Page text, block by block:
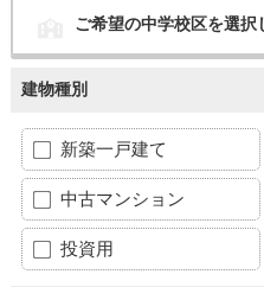
ご希望の中学校区を選択
建物種別
新築一戸建て
中古マンション
投資用